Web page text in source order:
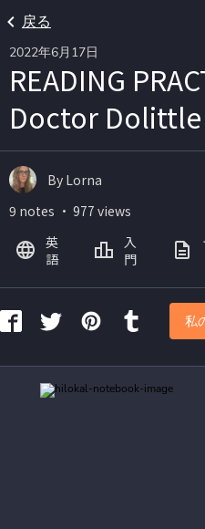
戻る
2022年6月17日
READING
Doctor Dolittle
By Lorna
9 notes ・ 977 views
英
語
入
門
私